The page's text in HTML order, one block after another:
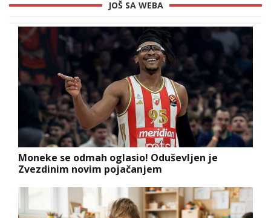
JOŠ SA WEBA
Moneke se odmah oglasio! Oduševljen je
Zvezdinim novim pojačanjem